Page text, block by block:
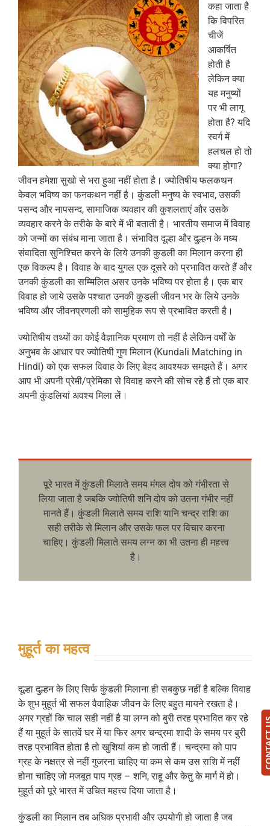
कहा जाता है
कि विपरित
चीजें
आकर्षित
होती है
लेकिन क्या
यह मनुष्यों
पर भी लागू
होता है? यदि
स्वर्ग में
हलचल हो तो
क्या होगा?
जीवन हमेशा सुखो से भरा हुआ नहीं होता है। ज्योतिषीय फलकथन
केवल भविष्य का फनकथन नहीं है। कुंडली मनुष्य के स्वभाव, उसकी
पसन्द और नापसन्द, सामाजिक व्यवहार की कुशलताएं और उसके
व्यवहार करने के तरीके के बारे में भी बताती है। भारतीय समाज में विवाह
को जन्मों का संबंध माना जाता है। संभावित दूल्हा और दुल्हन के मध्य
संवादिता सुनिश्चित करने के लिये उनकी कुडली का मिलान करना ही
एक विकल्प है। विवाह के बाद युगल एक दूसरे को प्रभावित करते हैं और
उनकी कुंडली का सम्मिलित असर उनके भविष्य पर होता है। एक बार
विवाह हो जाये उसके पश्चात उनकी कुडली जीवन भर के लिये उनके
भविष्य और जीवनप्रणली को सामुहिक रूप से प्रभावित करती है।
ज्योतिषीय तथ्यों का कोई वैज्ञानिक प्रमाण तो नहीं है लेकिन वर्षों के
अनुभव के आधार पर ज्योतिषी गुण मिलान (Kundali Matching in
Hindi) को एक सफल विवाह के लिए बेहद आवश्यक समझते हैं। अगर
आप भी अपनी प्रेमी/प्रेमिका से विवाह करने की सोच रहे हैं तो एक बार
अपनी कुंडलियां अवश्य मिला लें।
पूरे भारत में कुंडली मिलाते समय मंगल दोष को गंभीरता से
लिया जाता है जबकि ज्योतिषी शनि दोष को उतना गंभीर नहीं
मानते हैं। कुंडली मिलाते समय राशि यानि चन्द्र राशि का
सही तरीके से मिलान और उसके फल पर विचार करना
चाहिए। कुंडली मिलाते समय लग्न का भी उतना ही महत्त्व
है।
मुहूर्त का महत्व
दूल्हा दुल्हन के लिए सिर्फ कुंडली मिलाना ही सबकुछ नहीं है बल्कि विवाह
के शुभ मुहूर्त भी सफल वैवाहिक जीवन के लिए बहुत मायने रखता है।
अगर ग्रहों कि चाल सही नहीं है या लग्न को बुरी तरह प्रभावित कर रहे
हैं या मुहूर्त के सातवें घर में या फिर अगर चन्द्रमा शादी के समय पर बुरी
तरह प्रभावित होता है तो खुशियां कम हो जाती हैं। चन्द्रमा को पाप
ग्रह के नक्षत्र से नहीं गुजरना चाहिए या कम से कम उस राशि में नहीं
होना चाहिए जो मजबूत पाप ग्रह – शनि, राहू और केतु के मार्ग में हो।
मुहूर्त को पूरे भारत में उचित महत्त्व दिया जाता है।
कुंडली का मिलान तब अधिक प्रभावी और उपयोगी हो जाता है जब